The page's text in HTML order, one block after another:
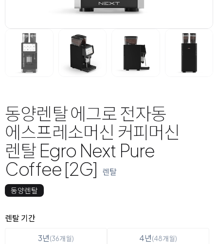
동양렌탈 에그로 전자동
에스프레소머신 커피머신
렌탈 Egro Next Pure
Coffee [2G]
렌탈
동양렌탈
옵션 선택
렌탈 선택
렌탈 기간
3년(36개월) 4년(48개월)